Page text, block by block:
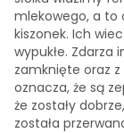
mlekowego, a to
kiszonek. Ich
wypukłe. Zdarza
zamknięte oraz
oznacza, że są
że zostały
została